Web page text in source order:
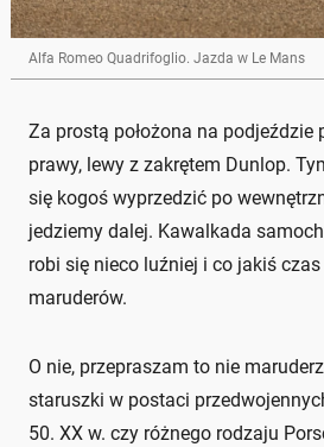
Alfa Romeo Quadrifoglio. Jazda w Le Mans
Za prostą położona na podjeździe
prawy, lewy z zakrętem Dunlop.
się kogoś wyprzedzić po
jedziemy dalej. Kawalkada
robi się nieco luźniej i co jakiś
maruderów.
O nie, przepraszam to nie
staruszki w postaci
50. XX w. czy różnego rodzaju